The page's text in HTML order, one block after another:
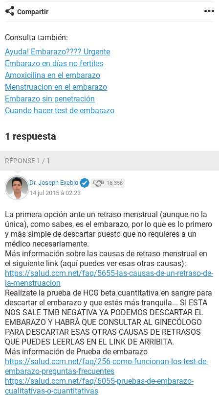
entonces ya las cuatro pruebas han salido negativas. Tengo
mucho miedo. Por favor ayúdenme.
Compartir
Consulta también:
Ayuda! Embarazo???? Urgente
Embarazo en días no fertiles
Amoxicilina en el embarazo
Menstruacion en el embarazo
Embarazo sin penetración
Cuando hacer test de embarazo
1 respuesta
RÉPONSE 1 / 1
Dr. Joseph Exebio 16.358
14 jul 2015 à 02:23
La primera opción ante un retraso menstrual (aunque no la
única), como sabes, es el embarazo, por lo que es lo primero
y más simple de descartar puesto que no requieres a un
médico necesariamente.
Más información sobre las causas de retraso menstrual en
el siguiente link (aquí puedes ver esas otras causas):
https://salud.ccm.net/faq/5655-las-causas-de-un-retraso-de-
la-menstruacion
Realízate la prueba de HCG beta cuantitativa en sangre para
descartar el embarazo y que estés más tranquila... SI ESTA
NOS SALE TMB NEGATIVA YA PODEMOS DESCARTAR EL
EMBARAZO Y HABRÁ QUE CONSULTAR AL GINECÓLOGO
PARA DESCARTAR ESAS OTRAS CAUSAS DE RETRASOS
QUE PUEDES LEERLAS EN EL LINK DE ARRIBITA.
Más información de Prueba de embarazo
https://salud.ccm.net/faq/256-como-funcionan-los-test-de-
embarazo-preguntas-frecuentes
https://salud.ccm.net/faq/6055-pruebas-de-embarazo-
cualitativas-o-cuantitativas